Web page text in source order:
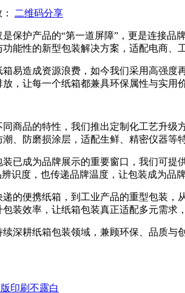
二维码分享
保护产品的“第一道屏障”，更是连接品
能性的新型包装解决方案，适配电商、
易造成资源浪费，如今我们采用高强
，让每一个纸箱都兼具环保属性与实用
商品的特性，我们推出定制化工艺升
、防磨损涂层，适配生鲜、精密仪器等
已成为品牌展示的重要窗口，我们可
识度，也传递品牌温度，让包装成为品牌
的便携纸箱，到工业产品的重型包装
装效率，让纸箱包装真正适配多元需求
深耕纸箱包装领域，兼顾环保、品质
印刷不露白